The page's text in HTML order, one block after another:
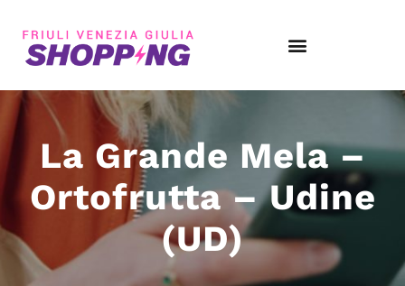
La Grande Mela –
Ortofrutta – Udine
(UD)